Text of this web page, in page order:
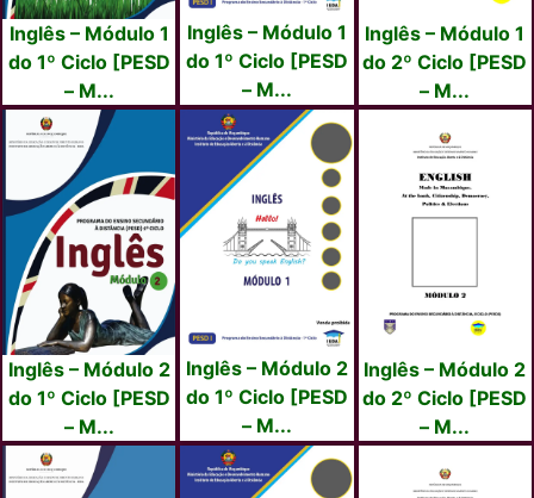
Inglês – Módulo 1
do 1º Ciclo [PESD
– M...
Inglês – Módulo 1
do 1º Ciclo [PESD
– M...
Inglês – Módulo 1
do 2º Ciclo [PESD
– M...
Inglês – Módulo 2
do 1º Ciclo [PESD
– M...
Inglês – Módulo 2
do 1º Ciclo [PESD
– M...
Inglês – Módulo 2
do 2º Ciclo [PESD
– M...